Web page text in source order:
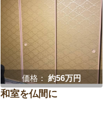
価格： 約56万円
和室を仏間に